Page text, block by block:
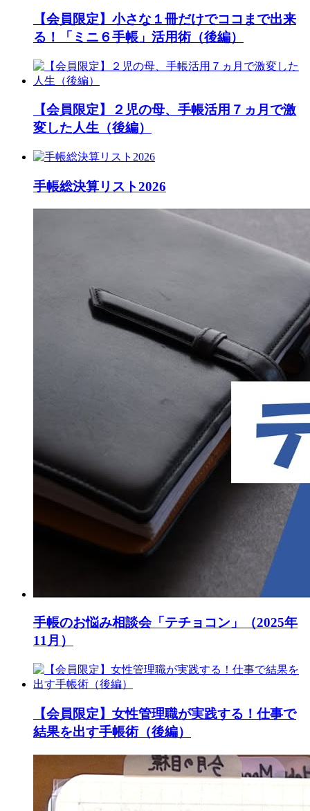
【会員限定】小さな１冊だけでココまで出来
る！「ミニ６手帳」活用術（後編）
【会員限定】２児の母、手帳活用７ヵ月で激
変した人生（後編）
手帳総決算リスト2026
手帳のお悩み相談会「テチョコン」（2025年
11月）
【会員限定】女性管理職が実践する！仕事で
結果を出す手帳術（後編）